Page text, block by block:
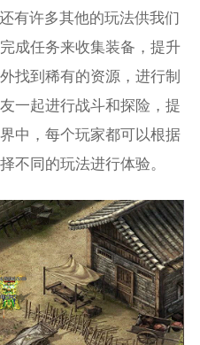
有许多其他的玩法供我们
成任务来收集装备，提升
找到稀有的资源，进行制
一起进行战斗和探险，提
中，每个玩家都可以根据
不同的玩法进行体验。